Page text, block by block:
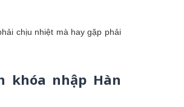
chịu nhiệt mà hay gặp phải
khóa nhập Hàn